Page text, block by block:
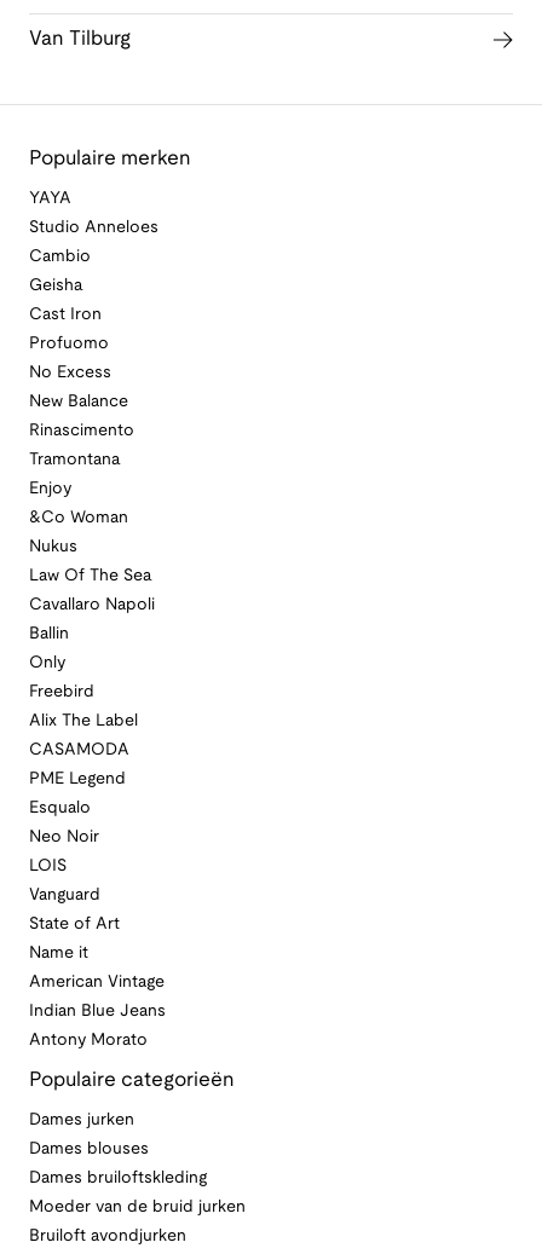
Van Tilburg
Populaire merken
YAYA
Studio Anneloes
Cambio
Geisha
Cast Iron
Profuomo
No Excess
New Balance
Rinascimento
Tramontana
Enjoy
&Co Woman
Nukus
Law Of The Sea
Cavallaro Napoli
Ballin
Only
Freebird
Alix The Label
CASAMODA
PME Legend
Esqualo
Neo Noir
LOIS
Vanguard
State of Art
Name it
American Vintage
Indian Blue Jeans
Antony Morato
Populaire categorieën
Dames jurken
Dames blouses
Dames bruiloftskleding
Moeder van de bruid jurken
Bruiloft avondjurken